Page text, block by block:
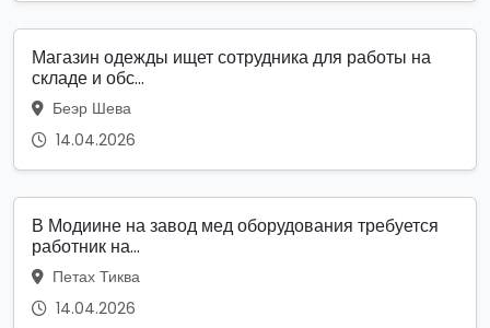
Магазин одежды ищет сотрудника для работы на
складе и обс...
Беэр Шева
14.04.2026
В Модиине на завод мед оборудования требуется
работник на...
Петах Тиква
14.04.2026